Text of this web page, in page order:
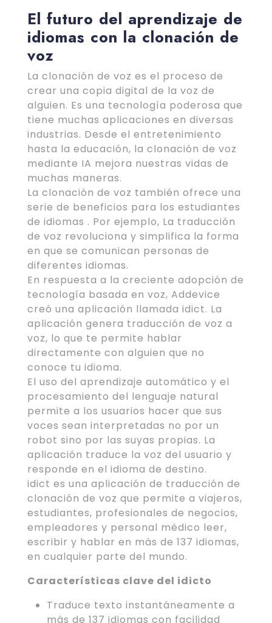
El futuro del aprendizaje de
idiomas con la clonación de
voz
La clonación de voz es el proceso de
crear una copia digital de la voz de
alguien. Es una tecnología poderosa que
tiene muchas aplicaciones en diversas
industrias. Desde el entretenimiento
hasta la educación, la clonación de voz
mediante IA mejora nuestras vidas de
muchas maneras.
La clonación de voz también ofrece una
serie de beneficios para los estudiantes
de idiomas . Por ejemplo, La traducción
de voz revoluciona y simplifica la forma
en que se comunican personas de
diferentes idiomas.
En respuesta a la creciente adopción de
tecnología basada en voz, Addevice
creó una aplicación llamada idict. La
aplicación genera traducción de voz a
voz, lo que te permite hablar
directamente con alguien que no
conoce tu idioma.
El uso del aprendizaje automático y el
procesamiento del lenguaje natural
permite a los usuarios hacer que sus
voces sean interpretadas no por un
robot sino por las suyas propias. La
aplicación traduce la voz del usuario y
responde en el idioma de destino.
idict es una aplicación de traducción de
clonación de voz que permite a viajeros,
estudiantes, profesionales de negocios,
empleadores y personal médico leer,
escribir y hablar en más de 137 idiomas,
en cualquier parte del mundo.
Características clave del idicto
Traduce texto instantáneamente a
más de 137 idiomas con facilidad